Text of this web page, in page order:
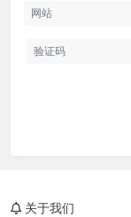
关于我们